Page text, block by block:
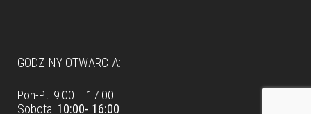
GODZINY OTWARCIA:
Pon-Pt: 9:00 – 17:00
Sobota: 10:00- 16:00